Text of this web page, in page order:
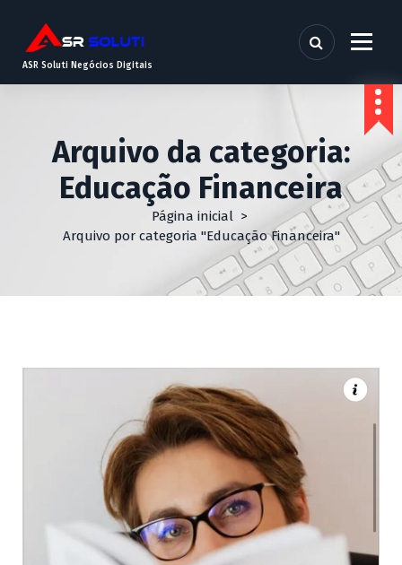
ASR Soluti Negócios Digitais
Arquivo da categoria:
Educação Financeira
Página inicial>
Arquivo por categoria "Educação Financeira"